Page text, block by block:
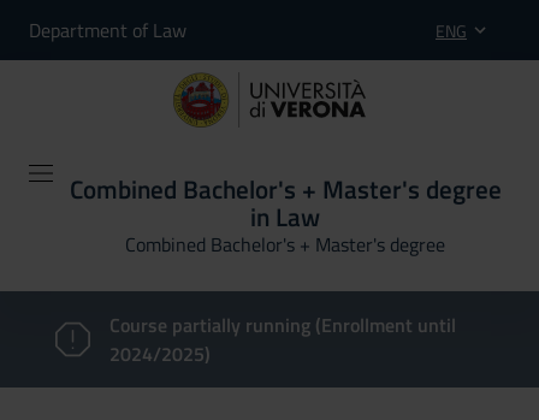
Department of Law ENG
Combined Bachelor's + Master's degree
in Law
Combined Bachelor's + Master's degree
Course partially running (Enrollment until
2024/2025)